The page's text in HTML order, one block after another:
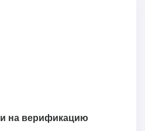
на верификацию